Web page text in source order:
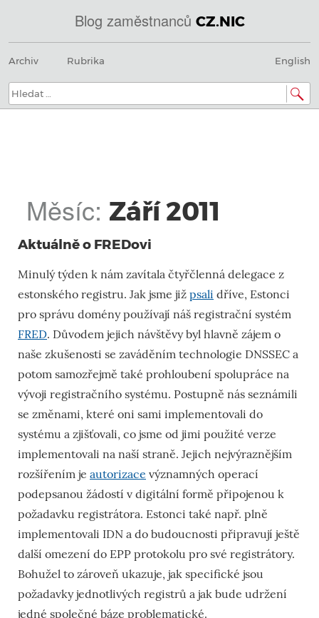
Blog zaměstnanců CZ.NIC
@
IN
SOA
nic.cz.
Menu
na
Archiv Rubrika English
Hledat:
Měsíc: Září 2011
Aktuálně o FREDovi
Minulý týden k nám zavítala čtyřčlenná delegace z
estonského registru. Jak jsme již psali dříve, Estonci
pro správu domény používají náš registrační systém
FRED. Důvodem jejich návštěvy byl hlavně zájem o
naše zkušenosti se zaváděním technologie DNSSEC a
potom samozřejmě také prohloubení spolupráce na
vývoji registračního systému. Postupně nás seznámili
se změnami, které oni sami implementovali do
systému a zjišťovali, co jsme od jimi použité verze
implementovali na naší straně. Jejich nejvýraznějším
rozšířením je autorizace významných operací
podepsanou žádostí v digitální formě připojenou k
požadavku registrátora. Estonci také např. plně
implementovali IDN a do budoucnosti připravují ještě
další omezení do EPP protokolu pro své registrátory.
Bohužel to zároveň ukazuje, jak specifické jsou
požadavky jednotlivých registrů a jak bude udržení
jedné společné báze problematické.